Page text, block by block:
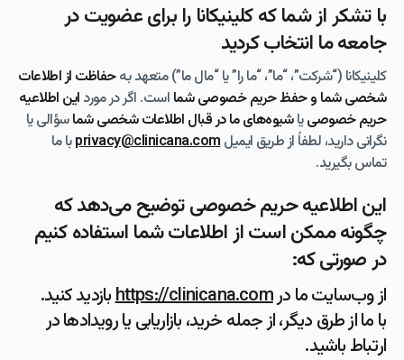
با تشکر از شما که کلینیکانا را برای عضویت در
جامعه ما انتخاب کردید
کلینیکانا (“شرکت”، “ما”، “ما را” یا “مال ما”) متعهد بهحفاظت از اطلاعات
شخصی شما و حفظ حریم خصوصی شما است. اگر در مورد این اطلاعیه
حریم خصوصییاشیوه‌های ما در قبال اطلاعات شخصی شماسؤالی یا
نگرانی دارید، لطفاً از طریق ایمیلprivacy@clinicana.comبا ما
تماس بگیرید.
این اطلاعیه حریم خصوصی توضیح می‌دهد که
چگونه ممکن است از اطلاعات شما استفاده کنیم
در صورتی که:
ازوب‌سایت مادرhttps://clinicana.comبازدید کنید.
با ما ازطرق دیگر، از جمله خرید، بازاریابی یا رویدادهادر
ارتباط باشید.